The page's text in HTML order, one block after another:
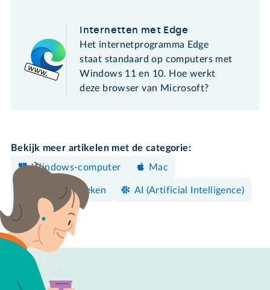
Internetten met Edge
Het internetprogramma Edge
staat standaard op computers met
Windows 11 en 10. Hoe werkt
deze browser van Microsoft?
Bekijk meer artikelen met de categorie:
Windows-computer
Mac
Surfen & Zoeken AI (Artificial Intelligence)
Browsers